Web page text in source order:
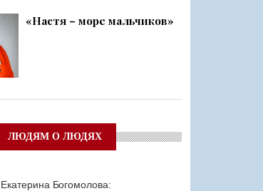
«Настя – море мальчиков»
ЛЮДЯМ О ЛЮДЯХ
Екатерина Богомолова: